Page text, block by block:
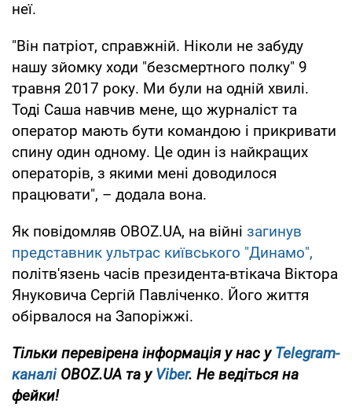
неї.
"Він патріот, справжній. Ніколи не забуду
нашу зйомку ходи "безсмертного полку" 9
травня 2017 року. Ми були на одній хвилі.
Тоді Саша навчив мене, що журналіст та
оператор мають бути командою і прикривати
спину один одному. Це один із найкращих
операторів, з якими мені доводилося
працювати", – додала вона.
Як повідомляв OBOZ.UA, на війні загинув
представник ультрас київського "Динамо",
політв'язень часів президента-втікача Віктора
Януковича Сергій Павліченко. Його життя
обірвалося на Запоріжжі.
Тільки перевірена інформація у нас уTelegram-
каналіOBOZ.UA та уViber. Не ведіться на
фейки!